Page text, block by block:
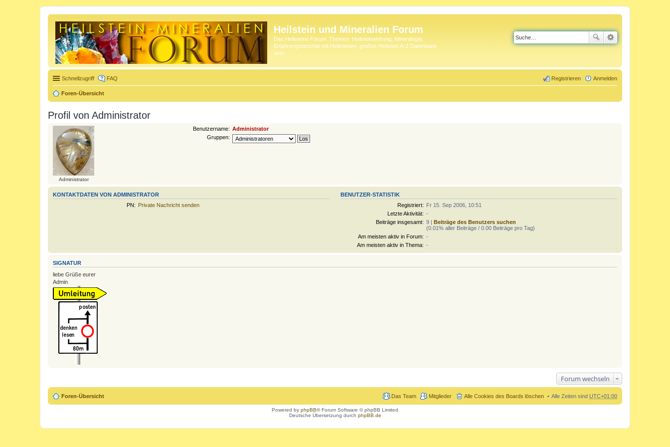
Heilstein und Mineralien Forum
Das Heilsteine Forum. Themen: Heilsteinwirkung, Mineralogie,
Erfahrungsberichte mit Heilsteinen, großes Heilstein A-Z Datenbank
uvm.
Schnellzugriff FAQ Anmelden
Registrieren
Foren-Übersicht
Profil von Administrator
Administrator
Benutzername: Administrator
Gruppen:
KONTAKTDATEN VON ADMINISTRATOR
PN: Private Nachricht senden
BENUTZER-STATISTIK
Registriert: Fr 15. Sep 2006, 10:51
Letzte Aktivität: -
Beiträge insgesamt: 9 | Beiträge des Benutzers suchen
(0.01% aller Beiträge / 0.00 Beiträge pro Tag)
Am meisten aktiv in Forum: -
Am meisten aktiv in Thema: -
SIGNATUR
liebe Grüße eurer
Admin
Forum wechseln
Foren-Übersicht Alle Zeiten sind UTC+01:00
Alle Cookies des Boards löschen
Mitglieder
Das Team
Powered by phpBB® Forum Software © phpBB Limited
Deutsche Übersetzung durch phpBB.de